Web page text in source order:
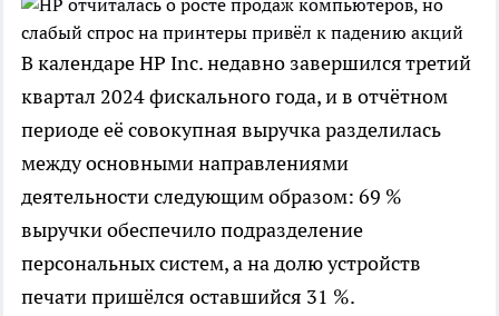
В календаре HP Inc. недавно завершился третий
квартал 2024 фискального года, и в отчётном
периоде её совокупная выручка разделилась
между основными направлениями
деятельности следующим образом: 69 %
выручки обеспечило подразделение
персональных систем, а на долю устройств
печати пришёлся оставшийся 31 %.